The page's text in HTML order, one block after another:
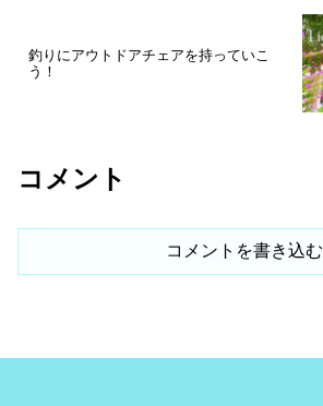
釣りにアウトドアチェアを持っていこ
う！
コメント
コメントを書き込む